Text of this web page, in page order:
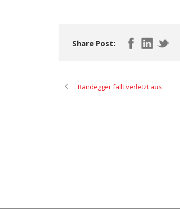
Share Post:
Randegger fällt verletzt aus